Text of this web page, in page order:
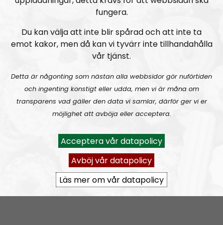
Ledarperspektiv syftar till att utbilda lyssnarna och
förklara organisationens syn på olika frågor så exakt
vi bara kan. Allt som framkommer i Ledarperspektiv
kan anses som sanktionerat av organisationen.
Kom gärna med tips på innehåll; ideologiska
funderingar och/eller personliga frågor till Lindberg.
ledarperspektiv@nordiskradio.se.
Prenumerera på Ledarperspektiv medRSS
https://nordiskradio.se/?format=mp3-
rss&show=ledarperspektiv
Ledarperspektiv #96:Based eller woke? Cancel-kultur, vänsterextremister och lite terror
fungera.
Du kan välja att inte blir spårad och att inte ta
emot kakor, men då kan vi tyvärr inte tillhandahålla
vår tjänst.
Detta är någonting som nästan alla webbsidor gör nuförtiden
och ingenting konstigt eller udda, men vi är måna om
transparens vad gäller den data vi samlar, därför ger vi er
möjlighet att avböja eller acceptera.
Acceptera vår datapolicy
Avböj vår datapolicy
Läs mer om vår datapolicy